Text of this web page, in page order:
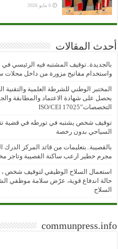
6 مايو 2026
أحدث المقالات
بالجديدة..توقيف المشتبه فيه الرئيسي
واستخدام مفاتيح مزورة من داخل محلات
المختبر الوطني للشرطة العلمية والتقنية
يحصل على شهادة الاعتماد والمطابقة
التخصصات”ISO/CEI 17025
توقيف شخص يشتبه في تورطه في قضية
السياحي بدون رخصة
بالقصيبة..بتعليمات من قائد المركز
مجرم خطير ارعب ساكنة القصيبة وتاجر
استعمال السلاح الوظيفي لتوقيف شخص
حالة اندفاع قوية، عرّض سلامة موظفي
السلاح
communpress.info